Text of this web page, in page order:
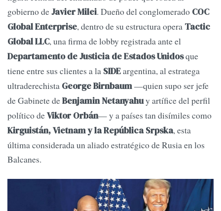
gobierno deJavier Milei. Dueño del conglomerado COC
Global Enterprise, dentro de su estructura opera Tactic
Global LLC, una firma de lobby registrada ante el
Departamento de Justicia de Estados Unidosque
tiene entre sus clientes a la SIDEargentina, al estratega
ultraderechista George Birnbaum—quien supo ser jefe
de Gabinete deBenjamin Netanyahuy artífice del perfil
político deViktor Orbán— y a países tan disímiles como
Kirguistán, Vietnam y la República Srpska, esta
última considerada un aliado estratégico de Rusia en los
Balcanes.